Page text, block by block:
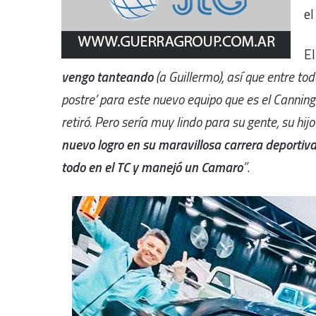
vengo tanteando(a Guillermo), así que entre
postre’ para este nuevo equipo que es el
retiró. Pero sería muy lindo para su gente, su
nuevo logro en su maravillosa carrera deportiva
todo en el TC y manejó un Camaro”.